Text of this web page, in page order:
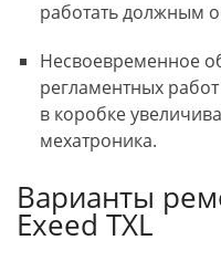
работать должным
Несвоевременное
регламентных
в коробке
мехатроника.
Варианты
Exeed TXL